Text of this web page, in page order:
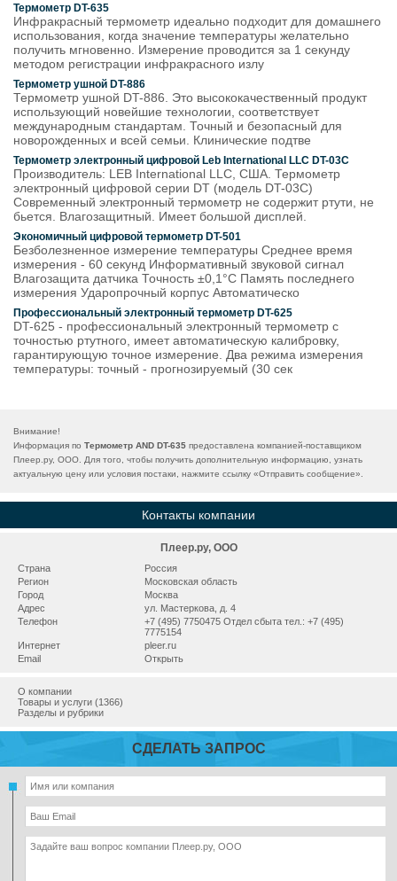
Термометр DT-635
Инфракрасный термометр идеально подходит для домашнего
использования, когда значение температуры желательно
получить мгновенно. Измерение проводится за 1 секунду
методом регистрации инфракрасного излу
Термометр ушной DT-886
Термометр ушной DT-886. Это высококачественный продукт
использующий новейшие технологии, соответствует
международным стандартам. Точный и безопасный для
новорожденных и всей семьи. Клинические подтве
Термометр электронный цифровой Leb International LLC DT-03C
Производитель: LEB International LLC, США. Термометр
электронный цифровой серии DT (модель DT-03C)
Современный электронный термометр не содержит ртути, не
бьется. Влагозащитный. Имеет большой дисплей.
Экономичный цифровой термометр DT-501
Безболезненное измерение температуры Среднее время
измерения - 60 секунд Информативный звуковой сигнал
Влагозащита датчика Точность ±0,1°C Память последнего
измерения Ударопрочный корпус Автоматическо
Профессиональный электронный термометр DT-625
DT-625 - профессиональный электронный термометр с
точностью ртутного, имеет автоматическую калибровку,
гарантирующую точное измерение. Два режима измерения
температуры: точный - прогнозируемый (30 сек
Внимание!
Информация по Термометр AND DT-635 предоставлена компанией-поставщиком
Плеер.ру, ООО. Для того, чтобы получить дополнительную информацию, узнать
актуальную цену или условия постаки, нажмите ссылку «Отправить сообщение».
Контакты компании
Плеер.ру, ООО
Страна
Россия
Регион
Московская область
Город
Москва
Адрес
ул. Мастеркова, д. 4
Телефон
+7 (495) 7750475 Отдел сбыта тел.: +7 (495)
7775154
Интернет
pleer.ru
Email
Открыть
О компании
Товары и услуги (1366)
Разделы и рубрики
СДЕЛАТЬ ЗАПРОС